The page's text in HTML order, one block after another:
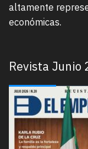
altamente
económicas.
Revista Junio